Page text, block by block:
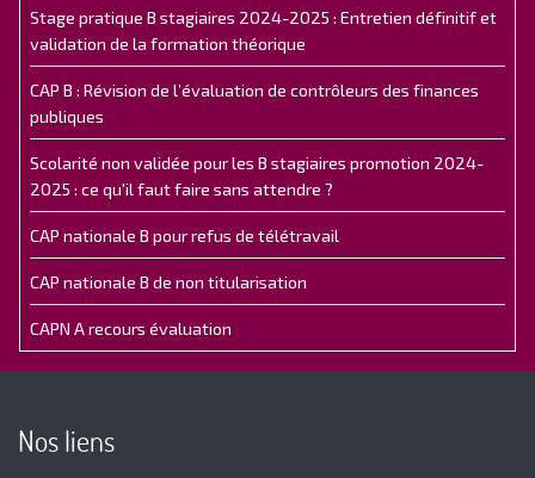
Stage pratique B stagiaires 2024-2025 : Entretien définitif et
validation de la formation théorique
CAP B : Révision de l’évaluation de contrôleurs des finances
publiques
Scolarité non validée pour les B stagiaires promotion 2024-
2025 : ce qu'il faut faire sans attendre ?
CAP nationale B pour refus de télétravail
CAP nationale B de non titularisation
CAPN A recours évaluation
Nos liens